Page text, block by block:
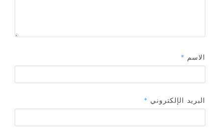
الاسم *
البريد الإلكتروني *